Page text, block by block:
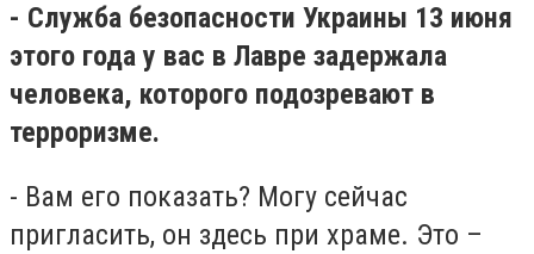
- Служба безопасности Украины 13 июня
этого года у вас в Лавре задержала
человека, которого подозревают в
терроризме.
- Вам его показать? Могу сейчас
пригласить, он здесь при храме. Это –